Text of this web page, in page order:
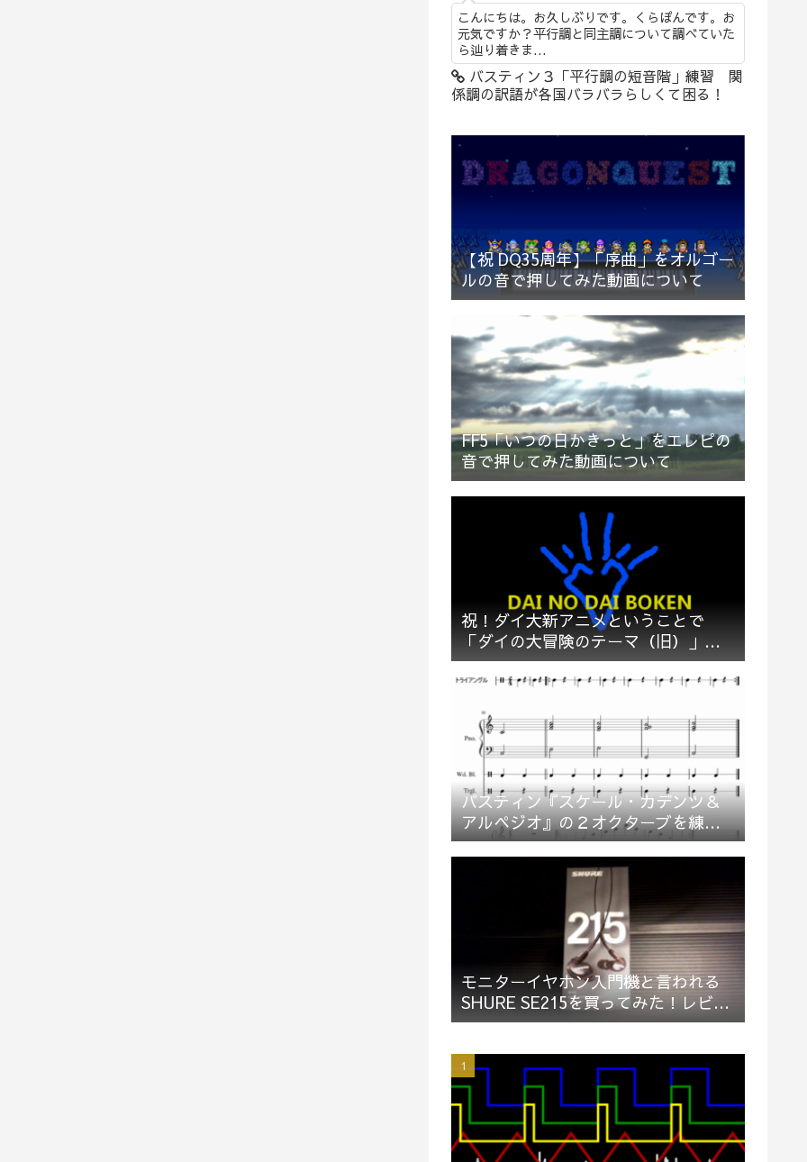
こんにちは。お久しぶりです。くらぽんです。お
元気ですか？平行調と同主調について調べていた
ら辿り着きま...
バスティン３「平行調の短音階」練習 関
係調の訳語が各国バラバラらしくて困る！
【祝 DQ35周年】「序曲」をオルゴー
ルの音で押してみた動画について
FF5「いつの日かきっと」をエレピの
音で押してみた動画について
祝！ダイ大新アニメということで
「ダイの大冒険のテーマ（旧）」多
重録音でお祝い＆応援してみた
バスティン『スケール・カデンツ＆
アルペジオ』の２オクターブを練習
してみた
モニターイヤホン入門機と言われる
SHURE SE215を買ってみた！レビュ
ー